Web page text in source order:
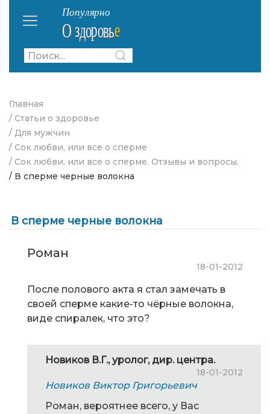
Главная
/ Статьи о здоровье
/ Для мужчин
/ Сок любви, или все о сперме
/ Сок любви, или все о сперме. Отзывы и вопросы.
/ В сперме черные волокна
В сперме черные волокна
Роман
18-01-2012
После полового акта я стал замечать в
своей сперме какие-то чёрные волокна,
виде спиралек, что это?
Новиков В.Г., уролог, дир. центра.
18-01-2012
Новиков Виктор Григорьевич
Роман, вероятнее всего, у Вас